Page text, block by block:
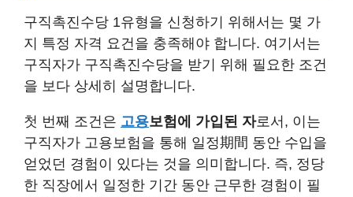
구직촉진수당 1유형을 신청하기 위해서는 몇 가
지 특정 자격 요건을 충족해야 합니다. 여기서는
구직자가 구직촉진수당을 받기 위해 필요한 조건
을 보다 상세히 설명합니다.
첫 번째 조건은 고용보험에 가입된 자로서, 이는
구직자가 고용보험을 통해 일정期間 동안 수입을
얻었던 경험이 있다는 것을 의미합니다. 즉, 정당
한 직장에서 일정한 기간 동안 근무한 경험이 필